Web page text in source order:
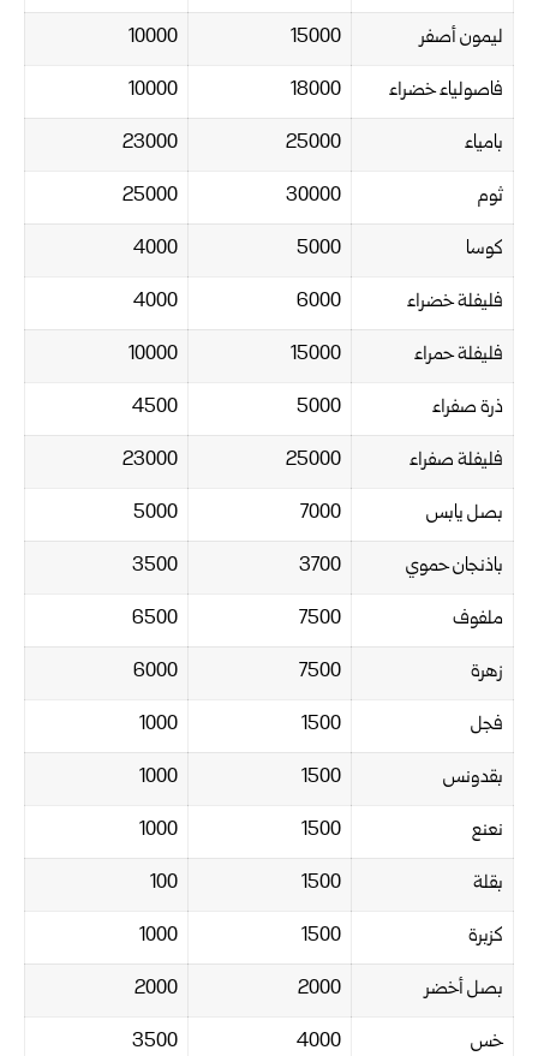
ليمون أصفر
15000
10000
فاصولياء خضراء
18000
10000
بامياء
25000
23000
ثوم
30000
25000
كوسا
5000
4000
فليفلة خضراء
6000
4000
فليفلة حمراء
15000
10000
ذرة صفراء
5000
4500
فليفلة صفراء
25000
23000
بصل يابس
7000
5000
باذنجان حموي
3700
3500
ملفوف
7500
6500
زهرة
7500
6000
فجل
1500
1000
بقدونس
1500
1000
نعنع
1500
1000
بقلة
1500
100
كزبرة
1500
1000
بصل أخضر
2000
2000
خس
4000
3500